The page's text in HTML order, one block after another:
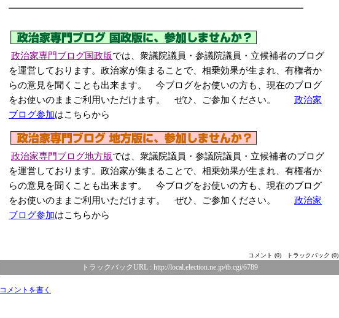
━━━━━━━━━━━━━━━━━━━━━━━━━━━━━━━━
政治家専門ブログ国政版では、衆議院議員・参議院議員・立候補者のブログ
を運営しております。政治家が集まることで、相乗効果が生まれ、有権者か
らの意見を聞くことも出来ます。 今ブログをお使いの方も、現在のブログ
をお使いのままご利用いただけます。 ぜひ、ご参加ください。政治家
ブログ参加はこちらから
政治家専門ブログ地方版では、衆議院議員・参議院議員・立候補者のブログ
を運営しております。政治家が集まることで、相乗効果が生まれ、有権者か
らの意見を聞くことも出来ます。 今ブログをお使いの方も、現在のブログ
をお使いのままご利用いただけます。 ぜひ、ご参加ください。政治家
ブログ参加はこちらから
コメント (0) トラックバック (0)
トラックバックURL : http://local.election.ne.jp/tb.cgi/6789
コメントを書く